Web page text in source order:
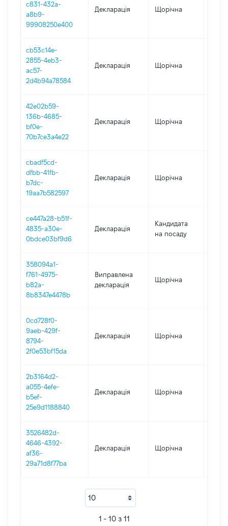
c831-432a-
a8b9-
99908250e400
Декларація Щорічна
cb53c14e-
2855-4eb3-
ac57-
2d4b94a78584
Декларація Щорічна
42e02b59-
136b-4685-
bf0e-
70b7ce3a4e22
Декларація Щорічна
cbadf5cd-
dfbb-41fb-
b7dc-
19aa7b582597
Декларація Щорічна
ce447a28-b51f-
4835-a30e-
0bdce03bf9d6
Декларація
Кандидата
на посаду
358094a1-
f761-4975-
b82a-
8b8347e4478b
Виправлена
декларація
Щорічна
0cd728f0-
9aeb-429f-
8794-
2f0e53bf15da
Декларація Щорічна
2b3164d2-
a055-4efe-
b5ef-
25e9d1188840
Декларація Щорічна
3526482d-
4646-4392-
af36-
29a71d8f77ba
Декларація Щорічна
1 - 10 з 11